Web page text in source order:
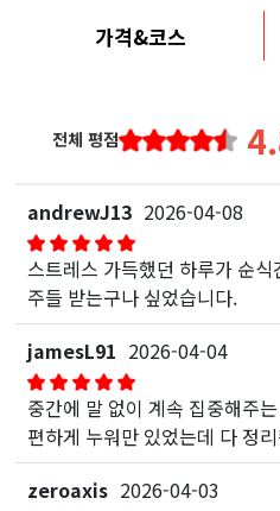
가격&코스
전체 평점
andrewJ13 2026-04-08
스트레스 가득했던 하루가 순
주들 받는구나 싶었습니다.
jamesL91 2026-04-04
중간에 말 없이 계속 집중해주
편하게 누워만 있었는데 다 정
zeroaxis 2026-04-03